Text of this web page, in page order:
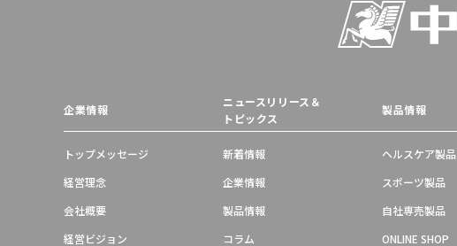
企業情報
トップメッセージ
経営理念
会社概要
経営ビジョン
ニュースリリース＆
トピックス
新着情報
企業情報
製品情報
コラム
製品情報
ヘルスケア製品
スポーツ製品
自社専売製品
ONLINE SHOP